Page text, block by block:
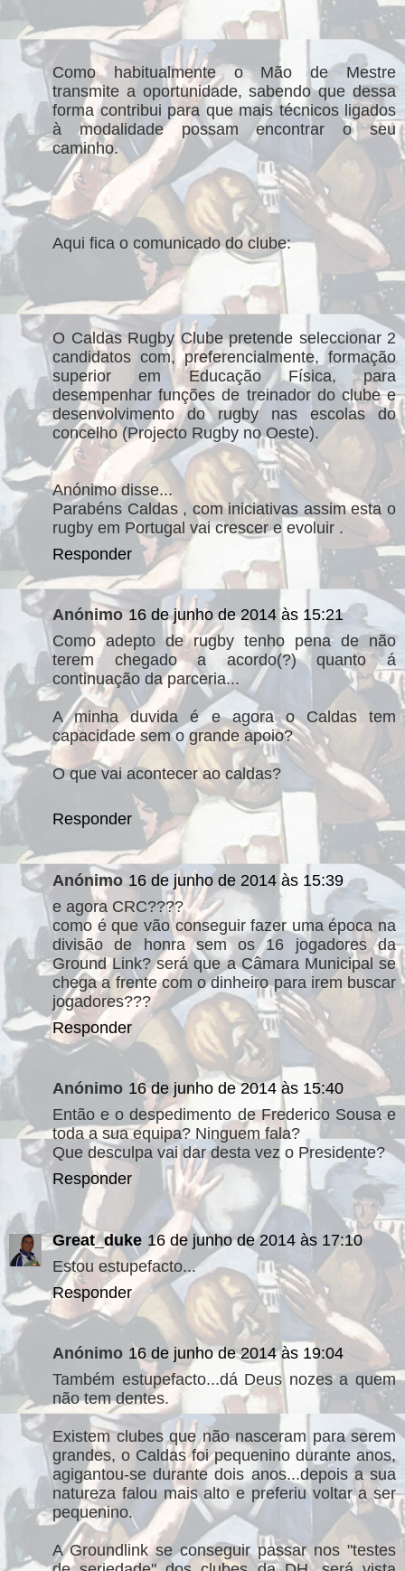
Como habitualmente o Mão de Mestre
transmite a oportunidade, sabendo que dessa
forma contribui para que mais técnicos ligados
à modalidade possam encontrar o seu
caminho.
Aqui fica o comunicado do clube:
O Caldas Rugby Clube pretende seleccionar 2
candidatos com, preferencialmente, formação
superior em Educação Física, para
desempenhar funções de treinador do clube e
desenvolvimento do rugby nas escolas do
concelho (Projecto Rugby no Oeste).
Anónimo disse...
Parabéns Caldas , com iniciativas assim esta o
rugby em Portugal vai crescer e evoluir .
Responder
Anónimo 16 de junho de 2014 às 15:21
Como adepto de rugby tenho pena de não
terem chegado a acordo(?) quanto á
continuação da parceria...
A minha duvida é e agora o Caldas tem
capacidade sem o grande apoio?
O que vai acontecer ao caldas?
Responder
Anónimo 16 de junho de 2014 às 15:39
e agora CRC????
como é que vão conseguir fazer uma época na
divisão de honra sem os 16 jogadores da
Ground Link? será que a Câmara Municipal se
chega a frente com o dinheiro para irem buscar
jogadores???
Responder
Anónimo 16 de junho de 2014 às 15:40
Então e o despedimento de Frederico Sousa e
toda a sua equipa? Ninguem fala?
Que desculpa vai dar desta vez o Presidente?
Responder
Great_duke 16 de junho de 2014 às 17:10
Estou estupefacto...
Responder
Anónimo 16 de junho de 2014 às 19:04
Também estupefacto...dá Deus nozes a quem
não tem dentes.
Existem clubes que não nasceram para serem
grandes, o Caldas foi pequenino durante anos,
agigantou-se durante dois anos...depois a sua
natureza falou mais alto e preferiu voltar a ser
pequenino.
A Groundlink se conseguir passar nos "testes